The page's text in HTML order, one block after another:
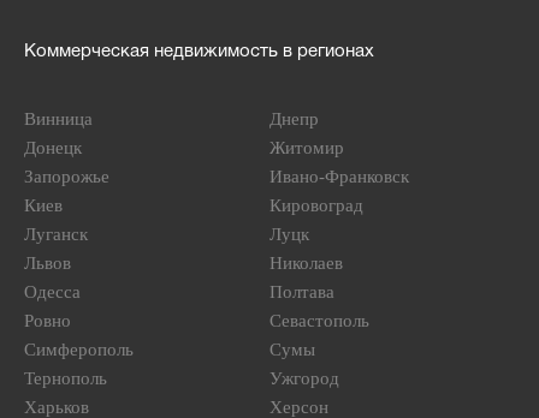
Коммерческая недвижимость в регионах
Винница
Днепр
Донецк
Житомир
Запорожье
Ивано-Франковск
Киев
Кировоград
Луганск
Луцк
Львов
Николаев
Одесса
Полтава
Ровно
Севастополь
Симферополь
Сумы
Тернополь
Ужгород
Харьков
Херсон